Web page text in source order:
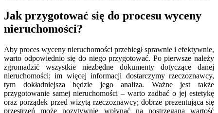
Jak przygotować się do procesu wyceny
nieruchomości?
Aby proces wyceny nieruchomości przebiegł sprawnie i efektywnie,
warto odpowiednio się do niego przygotować. Po pierwsze należy
zgromadzić wszystkie niezbędne dokumenty dotyczące danej
nieruchomości; im więcej informacji dostarczymy rzeczoznawcy,
tym dokładniejsza będzie jego analiza. Ważne jest także
przygotowanie samej nieruchomości – warto zadbać o jej estetykę
oraz porządek przed wizytą rzeczoznawcy; dobrze prezentująca się
przestrzeń może pozytywnie wpłynąć na postrzeganą wartość